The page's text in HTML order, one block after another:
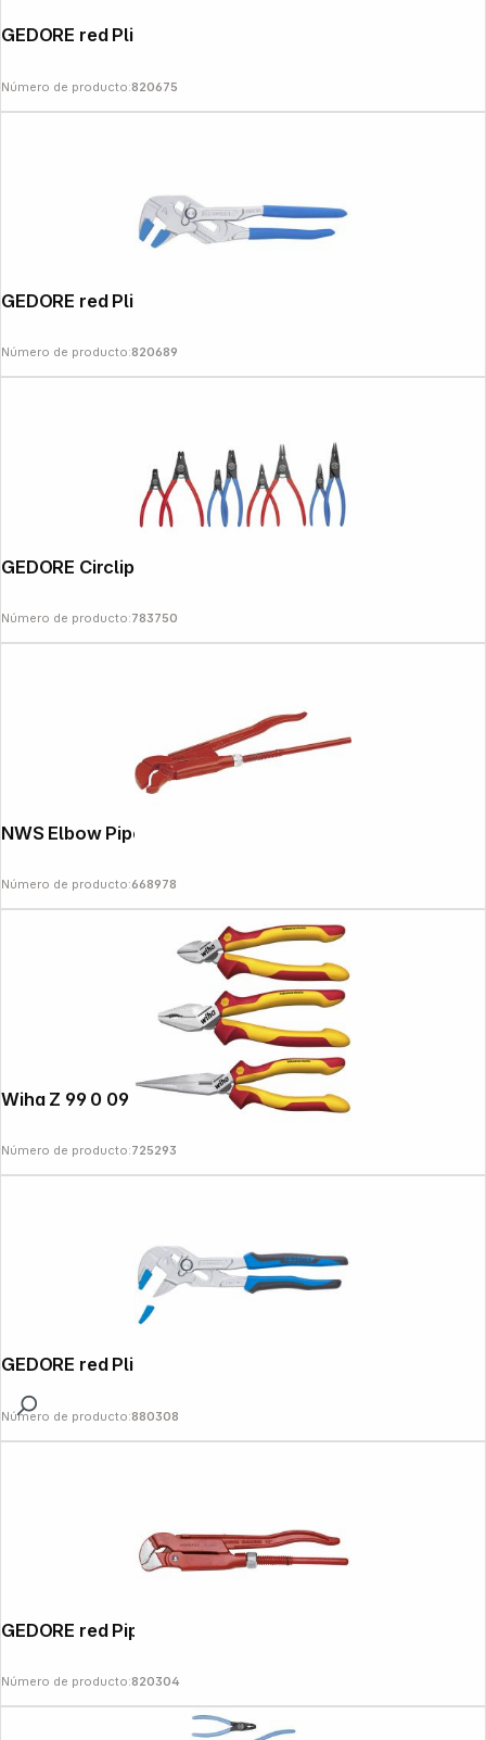
GEDORE red Pliers Wrench 10"
Número de producto:820675
GEDORE red Pliers Wrench
Número de producto:820689
Número de producto:783750
NWS Elbow Pipe Wrench
Número de producto:668978
Wiha Z 99 0 09 001 Industrial electric
Número de producto:725293
GEDORE red Pliers Wrench
Número de producto:880308
Número de producto:820304